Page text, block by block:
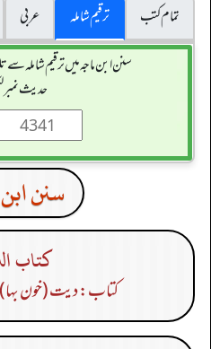
تمام کتب
ترقیم شاملہ عربی
سنن ابن ماجہ میں ترقیم شاملہ سے
حدیث
سنن
كتاب
کتاب: دیت (خون